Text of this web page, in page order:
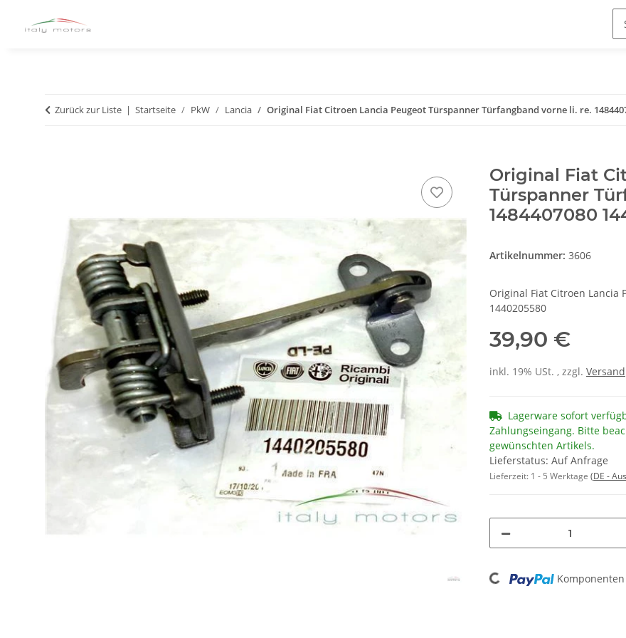
Zurück zur Liste Startseite PkW Lancia Original Fiat Citroen Lancia Peugeot Türspanner Türfangband vorne li. re.
Original Fiat
Türspanner
1484407080
Artikelnummer: 3606
Original Fiat Citroen Lancia
1440205580
39,90 €
inkl. 19% USt. , zzgl. Versand
Lagerware sofort
Zahlungseingang. Bitte
gewünschten Artikels.
Lieferstatus: Auf Anfrage
Lieferzeit: 1 - 5 Werktage (DE -
Loading...